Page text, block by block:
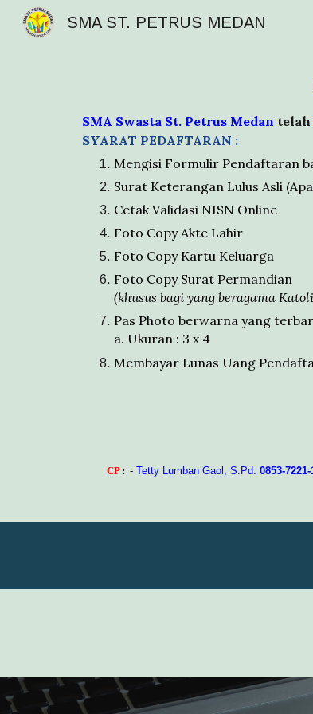
SMA ST. PETRUS MEDAN
SMA Swasta St. Petrus Medan telah
SYARAT PEDAFTARAN :
Mengisi Formulir Pendaftaran
Surat Keterangan Lulus Asli
Cetak Validasi NISN Online
Foto Copy Akte Lahir
Foto Copy Kartu Keluarga
Foto Copy Surat Permandian
(khusus bagi yang beragama
Pas Photo berwarna yang
a. Ukuran : 3 x 4
Membayar Lunas Uang
CP: - Tetty Lumban Gaol, S.Pd. 0853-7221-